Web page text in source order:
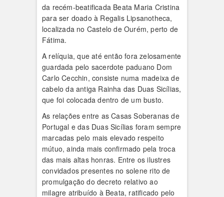
da recém-beatificada Beata Maria Cristina
para ser doado à Regalis Lipsanotheca,
localizada no Castelo de Ourém, perto de
Fátima.
A relíquia, que até então fora zelosamente
guardada pelo sacerdote paduano Dom
Carlo Cecchin, consiste numa madeixa de
cabelo da antiga Rainha das Duas Sicílias,
que foi colocada dentro de um busto.
As relações entre as Casas Soberanas de
Portugal e das Duas Sicílias foram sempre
marcadas pelo mais elevado respeito
mútuo, ainda mais confirmado pela troca
das mais altas honras. Entre os ilustres
convidados presentes no solene rito de
promulgação do decreto relativo ao
milagre atribuído à Beata, ratificado pelo